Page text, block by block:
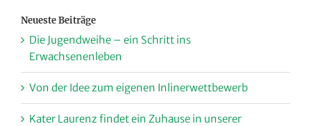
Neueste Beiträge
Die Jugendweihe – ein Schritt ins
Erwachsenenleben
Von der Idee zum eigenen Inlinerwettbewerb
Kater Laurenz findet ein Zuhause in unserer